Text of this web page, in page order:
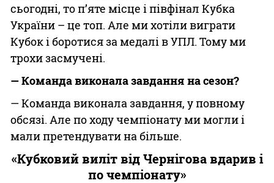
сьогодні, то п’яте місце і півфінал Кубка
України – це топ. Але ми хотіли виграти
Кубок і боротися за медалі в УПЛ. Тому ми
трохи засмучені.
— Команда виконала завдання на сезон?
— Команда виконала завдання, у повному
обсязі. Але по ходу чемпіонату ми могли і
мали претендувати на більше.
«Кубковий виліт від Чернігова вдарив і
по чемпіонату»